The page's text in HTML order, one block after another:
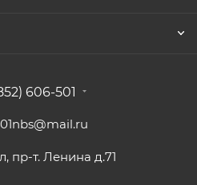
606-501
пр-т. Ленина д.71